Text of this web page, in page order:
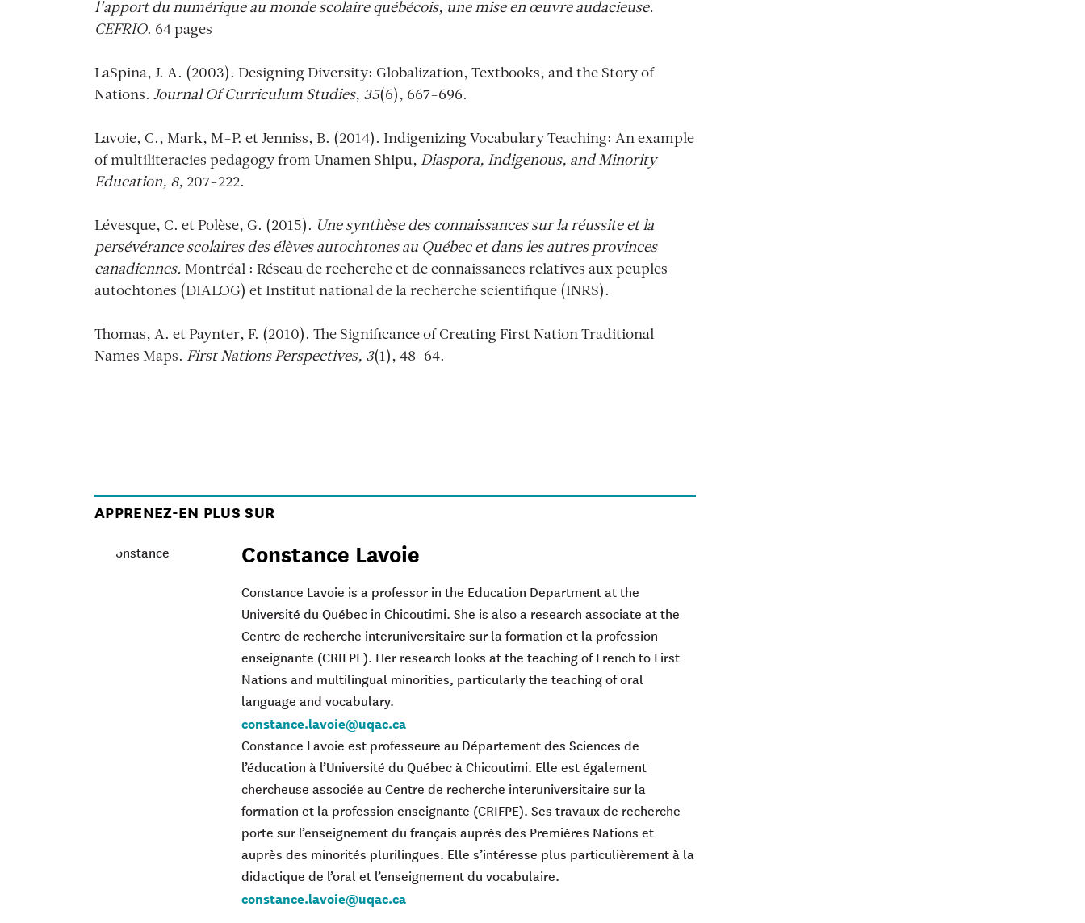
l’apport du numérique au monde scolaire québécois, une mise en œuvre audacieuse.
CEFRIO. 64 pages
LaSpina, J. A. (2003). Designing Diversity: Globalization, Textbooks, and the Story of
Nations. Journal Of Curriculum Studies, 35(6), 667-696.
Lavoie, C., Mark, M-P. et Jenniss, B. (2014). Indigenizing Vocabulary Teaching: An example
of multiliteracies pedagogy from Unamen Shipu, Diaspora, Indigenous, and Minority
Education, 8, 207-222.
Lévesque, C. et Polèse, G. (2015). Une synthèse des connaissances sur la réussite et la
persévérance scolaires des élèves autochtones au Québec et dans les autres provinces
canadiennes. Montréal : Réseau de recherche et de connaissances relatives aux peuples
autochtones (DIALOG) et Institut national de la recherche scientifique (INRS).
Thomas, A. et Paynter, F. (2010). The Significance of Creating First Nation Traditional
Names Maps. First Nations Perspectives, 3(1), 48-64.
APPRENEZ-EN PLUS SUR
Constance Lavoie
Constance Lavoie is a professor in the Education Department at the
Université du Québec in Chicoutimi. She is also a research associate at the
Centre de recherche interuniversitaire sur la formation et la profession
enseignante (CRIFPE). Her research looks at the teaching of French to First
Nations and multilingual minorities, particularly the teaching of oral
language and vocabulary.
constance.lavoie@uqac.ca
Constance Lavoie est professeure au Département des Sciences de
l’éducation à l’Université du Québec à Chicoutimi. Elle est également
chercheuse associée au Centre de recherche interuniversitaire sur la
formation et la profession enseignante (CRIFPE). Ses travaux de recherche
porte sur l’enseignement du français auprès des Premières Nations et
auprès des minorités plurilingues. Elle s’intéresse plus particulièrement à la
didactique de l’oral et l’enseignement du vocabulaire.
constance.lavoie@uqac.ca